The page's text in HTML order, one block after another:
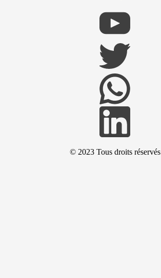
© 2023 Tous droits réservés